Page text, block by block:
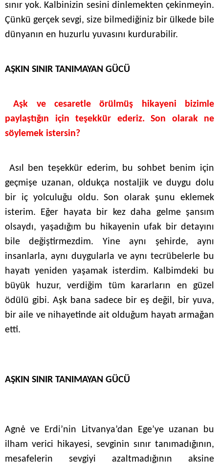
sınır yok. Kalbinizin sesini dinlemekten çekinmeyin.
Çünkü gerçek sevgi, size bilmediğiniz bir ülkede bile
dünyanın en huzurlu yuvasını kurdurabilir.
AŞKIN SINIR TANIMAYAN GÜCÜ
Aşk ve cesaretle örülmüş hikayeni bizimle
paylaştığın için teşekkür ederiz. Son olarak ne
söylemek istersin?
Asıl ben teşekkür ederim, bu sohbet benim için
geçmişe uzanan, oldukça nostaljik ve duygu dolu
bir iç yolculuğu oldu. Son olarak şunu eklemek
isterim. Eğer hayata bir kez daha gelme şansım
olsaydı, yaşadığım bu hikayenin ufak bir detayını
bile değiştirmezdim. Yine aynı şehirde, aynı
insanlarla, aynı duygularla ve aynı tecrübelerle bu
hayatı yeniden yaşamak isterdim. Kalbimdeki bu
büyük huzur, verdiğim tüm kararların en güzel
ödülü gibi. Aşk bana sadece bir eş değil, bir yuva,
bir aile ve nihayetinde ait olduğum hayatı armağan
etti.
AŞKIN SINIR TANIMAYAN GÜCÜ
Agnė ve Erdi’nin Litvanya’dan Ege’ye uzanan bu
ilham verici hikayesi, sevginin sınır tanımadığının,
mesafelerin sevgiyi azaltmadığının aksine